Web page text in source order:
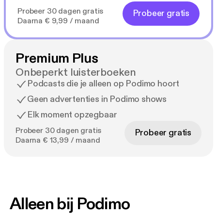
Probeer 30 dagen gratis
Daarna € 9,99 / maand
Probeer gratis
Premium Plus
Onbeperkt luisterboeken
Podcasts die je alleen op Podimo hoort
Geen advertenties in Podimo shows
Elk moment opzegbaar
Probeer 30 dagen gratis
Daarna € 13,99 / maand
Probeer gratis
Alleen bij Podimo